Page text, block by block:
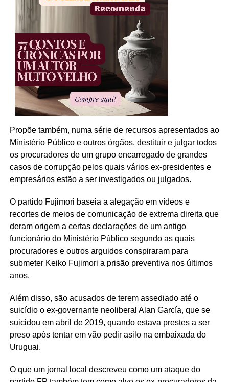
Propõe também, numa série de recursos apresentados ao
Ministério Público e outros órgãos, destituir e julgar todos
os procuradores de um grupo encarregado de grandes
casos de corrupção pelos quais vários ex-presidentes e
empresários estão a ser investigados ou julgados.
O partido Fujimori baseia a alegação em vídeos e
recortes de meios de comunicação de extrema direita que
deram origem a certas declarações de um antigo
funcionário do Ministério Público segundo as quais
procuradores e outros arguidos conspiraram para
submeter Keiko Fujimori a prisão preventiva nos últimos
anos.
Além disso, são acusados ​​de terem assediado até o
suicídio o ex-governante neoliberal Alan García, que se
suicidou em abril de 2019, quando estava prestes a ser
preso após tentar em vão pedir asilo na embaixada do
Uruguai.
O que um jornal local descreveu como um ataque do